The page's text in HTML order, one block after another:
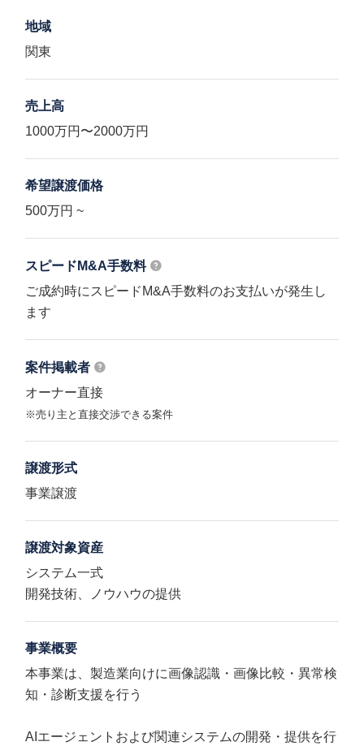
地域
関東
売上高
1000万円〜2000万円
希望譲渡価格
500万円 ~
スピードM&A手数料
ご成約時にスピードM&A手数料のお支払いが発生し
ます
案件掲載者
オーナー直接
※売り主と直接交渉できる案件
譲渡形式
事業譲渡
譲渡対象資産
システム一式
開発技術、ノウハウの提供
事業概要
本事業は、製造業向けに画像認識・画像比較・異常検
知・診断支援を行う
AIエージェントおよび関連システムの開発・提供を行